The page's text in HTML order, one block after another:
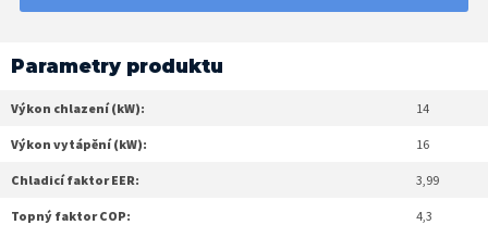
Parametry produktu
Výkon chlazení (kW): 14
Výkon vytápění (kW): 16
Chladicí faktor EER: 3,99
Topný faktor COP: 4,3